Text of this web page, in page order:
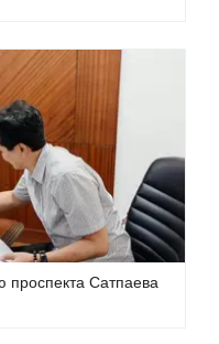
проспекта Сатпаева